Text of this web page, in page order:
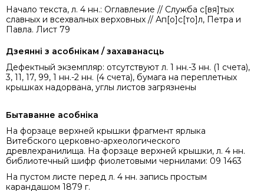
Начало текста, л. 4 нн.: Оглавление // Служба с[вя]тых
славных и всехвалных верховных // Ап[о]с[то]л, Петра и
Павла. Лист 79
Дзеянні з асобнікам / захаванасць
Дефектный экземпляр: отсутствуют л. 1 нн.-3 нн. (1 счета),
3, 11, 17, 99, 1 нн.-2 нн. (4 счета), бумага на переплетных
крышках надорвана, углы листов загрязнены
Бытаванне асобніка
На форзаце верхней крышки фрагмент ярлыка
Витебского церковно-археологического
древлехранилища. На форзаце верхней крышки, л. 4 нн.
библиотечный шифр фиолетовыми чернилами: 09 1463
На пустом листе перед л. 4 нн. запись простым
карандашом 1879 г.